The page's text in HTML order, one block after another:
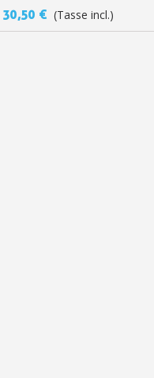
30,50 € (Tasse incl.)